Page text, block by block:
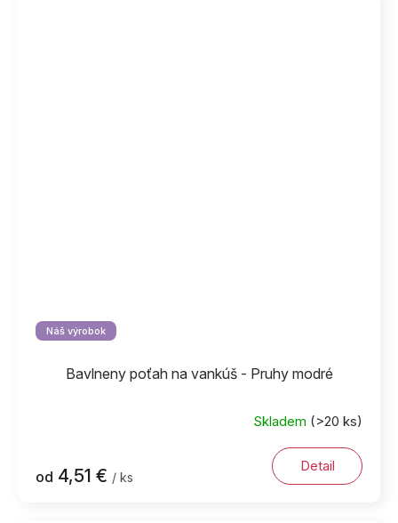
Náš výrobok
Bavlneny poťah na vankúš - Pruhy modré
Skladem (>20 ks)
od 4,51 € / ks
Detail